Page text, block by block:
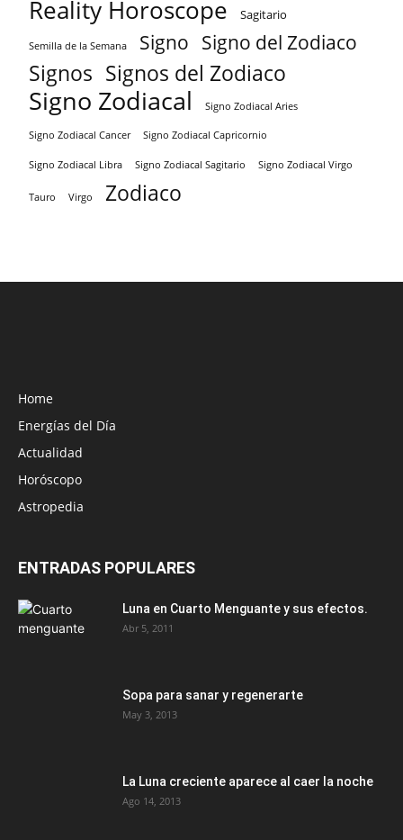
Reality Horoscope Sagitario
Semilla de la Semana Signo Signo del Zodiaco
Signos Signos del Zodiaco
Signo Zodiacal Signo Zodiacal Aries
Signo Zodiacal Cancer Signo Zodiacal Capricornio
Signo Zodiacal Libra Signo Zodiacal Sagitario Signo Zodiacal Virgo
Tauro Virgo Zodiaco
Home
Energías del Día
Actualidad
Horóscopo
Astropedia
ENTRADAS POPULARES
Luna en Cuarto Menguante y sus efectos.
Abr 5, 2011
Sopa para sanar y regenerarte
May 3, 2013
La Luna creciente aparece al caer la noche
Ago 14, 2013